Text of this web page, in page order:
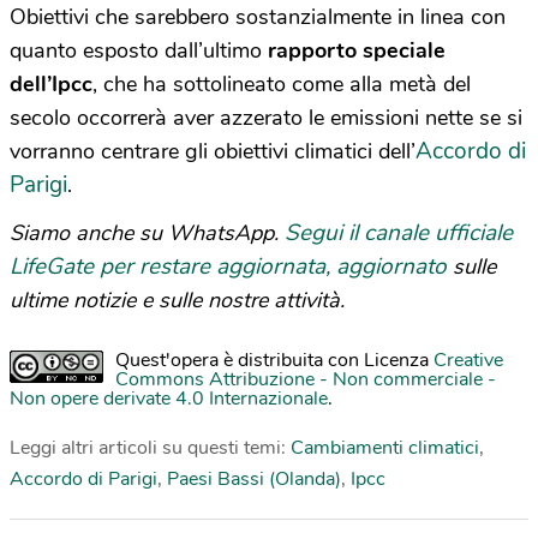
Obiettivi che sarebbero sostanzialmente in linea con
quanto esposto dall’ultimo rapporto speciale
dell’Ipcc, che ha sottolineato come alla metà del
secolo occorrerà aver azzerato le emissioni nette se si
vorranno centrare gli obiettivi climatici dell’Accordo di
Parigi.
Siamo anche su WhatsApp. Segui il canale ufficiale
LifeGate per restare aggiornata, aggiornato sulle
ultime notizie e sulle nostre attività.
Quest'opera è distribuita con Licenza Creative
Commons Attribuzione - Non commerciale -
Non opere derivate 4.0 Internazionale.
Leggi altri articoli su questi temi: Cambiamenti climatici,
Accordo di Parigi, Paesi Bassi (Olanda), Ipcc